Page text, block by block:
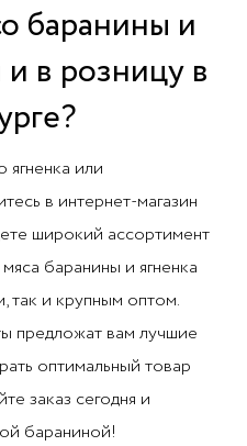
баранины и
в розницу в
ягненка или
в интернет-магазин
широкий ассортимент
баранины и ягненка
так и крупным оптом.
предложат вам лучшие
оптимальный товар
заказ сегодня и
бараниной!